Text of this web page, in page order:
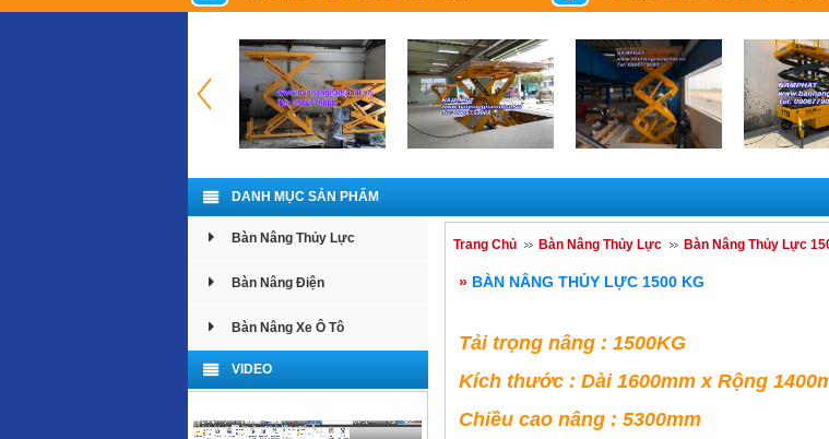
DANH MỤC SẢN PHẨM
Bàn Nâng Thủy Lực
Bàn Nâng Điện
Bàn Nâng Xe Ô Tô
VIDEO
Trang Chủ Bàn Nâng Thủy Lực Bàn Nâng Thủy Lực
» BÀN NÂNG THỦY LỰC 1500 KG
Tải trọng nâng : 1500KG
Kích thước : Dài 1600mm x Rộng
Chiều cao nâng : 5300mm